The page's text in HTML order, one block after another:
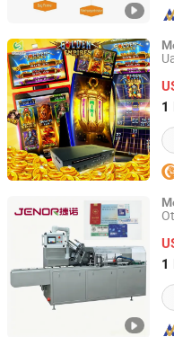
1
Chengde International
Guangdong, China
1
Wenzhou Jenor
Zhejiang, China